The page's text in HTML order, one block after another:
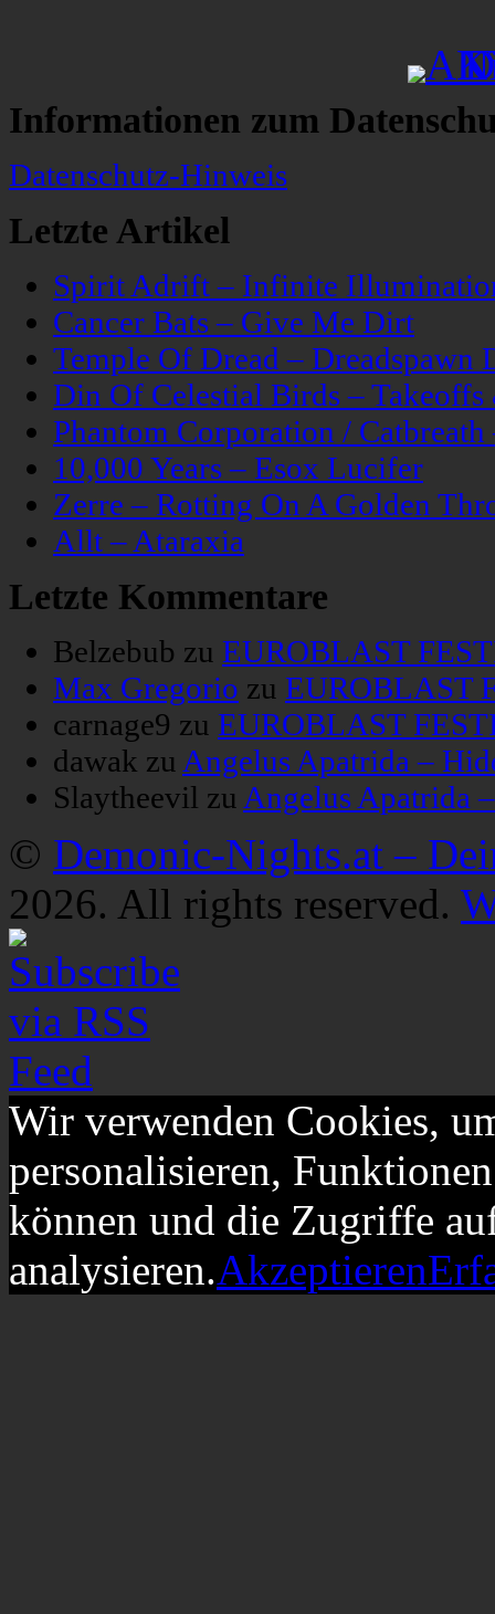
Informationen zum
Datenschutz-Hinweis
Letzte Artikel
Spirit Adrift – Infinite
Cancer Bats – Give Me Dirt
Temple Of Dread – Dreadspawn
Din Of Celestial Birds –
Phantom Corporation /
10,000 Years – Esox Lucifer
Zerre – Rotting On A Golden
Allt – Ataraxia
Letzte Kommentare
Belzebub zu EUROBLAST
Max Gregorio zu EUROBLAST
carnage9 zu EUROBLAST
dawak zu Angelus Apatrida –
Slaytheevil zu Angelus Apatrida
© Demonic-Nights.at –
2026. All rights reserved.
Wir verwenden Cookies,
personalisieren,
können und die Zugriffe
analysieren.Akzeptieren